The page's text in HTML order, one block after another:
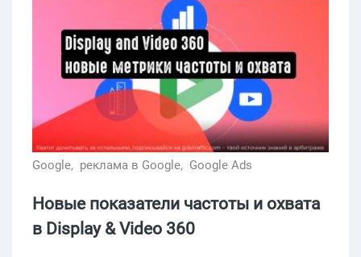
Google, реклама в Google, Google Ads
Новые показатели частоты и охвата
в Display & Video 360